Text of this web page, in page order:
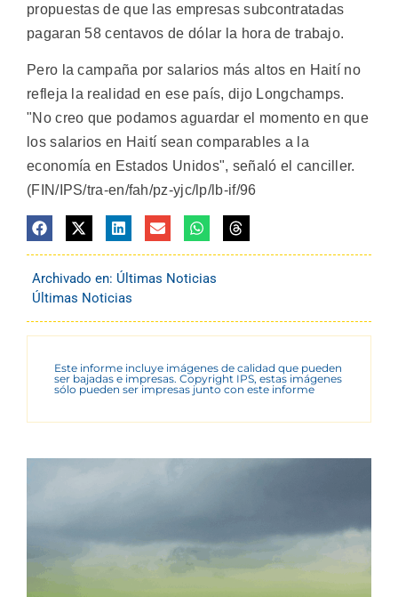
propuestas de que las empresas subcontratadas
pagaran 58 centavos de dólar la hora de trabajo.
Pero la campaña por salarios más altos en Haití no
refleja la realidad en ese país, dijo Longchamps.
"No creo que podamos aguardar el momento en que
los salarios en Haití sean comparables a la
economía en Estados Unidos", señaló el canciller.
(FIN/IPS/tra-en/fah/pz-yjc/lp/lb-if/96
Archivado en: Últimas Noticias
Últimas Noticias
Este informe incluye imágenes de calidad que pueden
ser bajadas e impresas. Copyright IPS, estas imágenes
sólo pueden ser impresas junto con este informe